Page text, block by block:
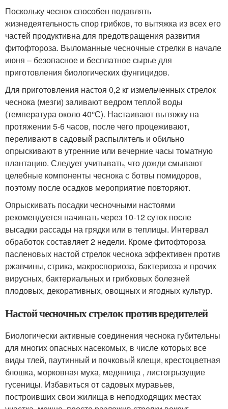
Поскольку чеснок способен подавлять
жизнедеятельность спор грибков, то вытяжка из всех его
частей продуктивна для предотвращения развития
фитофтороза. Выломанные чесночные стрелки в начале
июня – безопасное и бесплатное сырье для
приготовления биологических фунгицидов.
Для приготовления настоя 0,2 кг измельченных стрелок
чеснока (мезги) заливают ведром теплой воды
(температура около 40°С). Настаивают вытяжку на
протяжении 5-6 часов, после чего процеживают,
переливают в садовый распылитель и обильно
опрыскивают в утренние или вечерние часы томатную
плантацию. Следует учитывать, что дожди смывают
целебные компоненты чеснока с ботвы помидоров,
поэтому после осадков мероприятие повторяют.
Опрыскивать посадки чесночными настоями
рекомендуется начинать через 10-12 суток после
высадки рассады на грядки или в теплицы. Интервал
обработок составляет 2 недели. Кроме фитофтороза
пасленовых настой стрелок чеснока эффективен против
ржавчины, стрика, макроспориоза, бактериоза и прочих
вирусных, бактериальных и грибковых болезней
плодовых, декоративных, овощных и ягодных культур.
Настой чесночных стрелок против вредителей
Биологически активные соединения чеснока губительны
для многих опасных насекомых, в числе которых все
виды тлей, паутинный и почковый клещи, крестоцветная
блошка, морковная муха, медяница , листогрызущие
гусеницы. Избавиться от садовых муравьев,
построивших свои жилища в неподходящих местах